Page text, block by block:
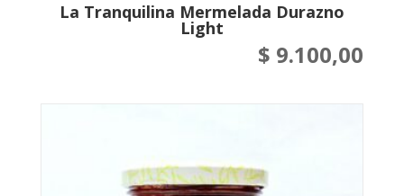
La Tranquilina Mermelada Durazno
Light
$ 9.100,00